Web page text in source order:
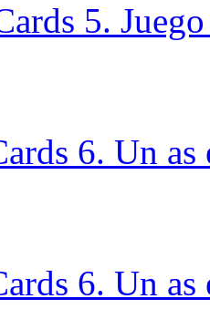
5.
6. Un as
6. Un as